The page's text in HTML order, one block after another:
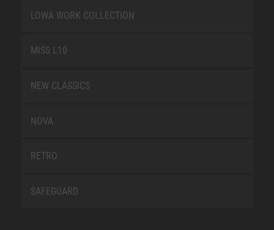
LOWA WORK COLLECTION
MISS L10
NEW CLASSICS
NOVA
RETRO
SAFEGUARD